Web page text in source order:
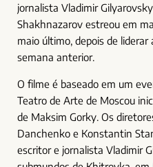
jornalista Vladimir
Shakhnazarov estreou em
maio último, depois de
semana anterior.
O filme é baseado em um
Teatro de Arte de Moscou
de Maksim Gorky. Os
Danchenko e Konstantin
escritor e jornalista Vladimir